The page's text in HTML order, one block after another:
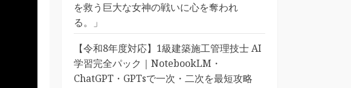
を救う巨大な女神の戦いに心を奪われ
る。」
【令和8年度対応】1級建築施工管理技士 AI
学習完全パック｜NotebookLM・
ChatGPT・GPTsで一次・二次を最短攻略